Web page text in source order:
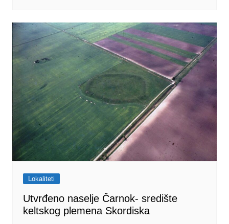
Lokaliteti
Utvrđeno naselje Čarnok- središte
keltskog plemena Skordiska